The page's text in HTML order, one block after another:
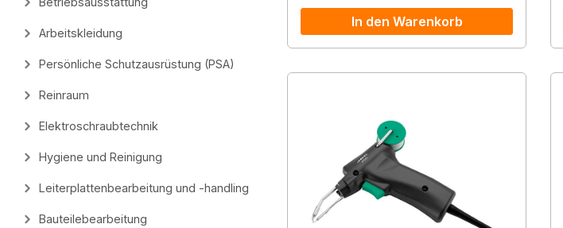
Arbeitskleidung
Persönliche Schutzausrüstung (PSA)
Reinraum
Elektroschraubtechnik
Hygiene und Reinigung
Leiterplattenbearbeitung und -handling
Bauteilebearbeitung
In den Warenkorb